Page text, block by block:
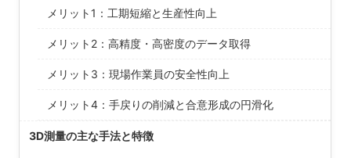
メリット1：工期短縮と生産性向上
メリット2：高精度・高密度のデータ取得
メリット3：現場作業員の安全性向上
メリット4：手戻りの削減と合意形成の円滑化
3D測量の主な手法と特徴